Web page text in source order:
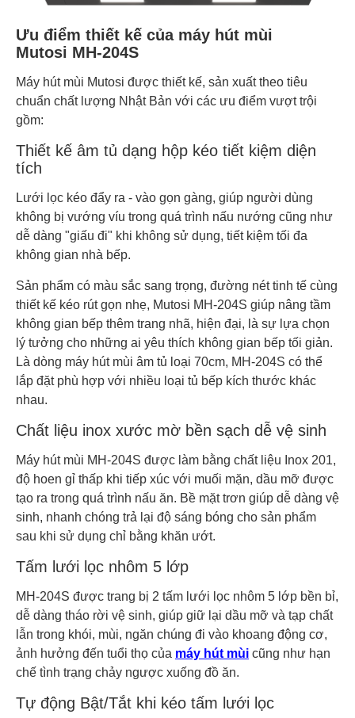
Ưu điểm thiết kế của máy hút mùi
Mutosi MH-204S
Máy hút mùi Mutosi được thiết kế, sản xuất theo tiêu
chuẩn chất lượng Nhật Bản với các ưu điểm vượt trội
gồm:
Thiết kế âm tủ dạng hộp kéo tiết kiệm diện
tích
Lưới lọc kéo đẩy ra - vào gọn gàng, giúp người dùng
không bị vướng víu trong quá trình nấu nướng cũng như
dễ dàng "giấu đi" khi không sử dụng, tiết kiệm tối đa
không gian nhà bếp.
Sản phẩm có màu sắc sang trọng, đường nét tinh tế cùng
thiết kế kéo rút gọn nhẹ, Mutosi MH-204S giúp nâng tầm
không gian bếp thêm trang nhã, hiện đại, là sự lựa chọn
lý tưởng cho những ai yêu thích không gian bếp tối giản.
Là dòng máy hút mùi âm tủ loại 70cm, MH-204S có thể
lắp đặt phù hợp với nhiều loại tủ bếp kích thước khác
nhau.
Chất liệu inox xước mờ bền sạch dễ vệ sinh
Máy hút mùi MH-204S được làm bằng chất liệu Inox 201,
độ hoen gỉ thấp khi tiếp xúc với muối mặn, dầu mỡ được
tạo ra trong quá trình nấu ăn. Bề mặt trơn giúp dễ dàng vệ
sinh, nhanh chóng trả lại độ sáng bóng cho sản phẩm
sau khi sử dụng chỉ bằng khăn ướt.
Tấm lưới lọc nhôm 5 lớp
MH-204S được trang bị 2 tấm lưới lọc nhôm 5 lớp bền bỉ,
dễ dàng tháo rời vệ sinh, giúp giữ lại dầu mỡ và tạp chất
lẫn trong khói, mùi, ngăn chúng đi vào khoang động cơ,
ảnh hưởng đến tuổi thọ của máy hút mùi cũng như hạn
chế tình trạng chảy ngược xuống đồ ăn.​
Tự động Bật/Tắt khi kéo tấm lưới lọc